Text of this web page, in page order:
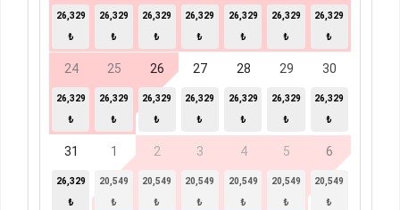
26,329
₺
26,329
₺
26,329
₺
26,329
₺
26,329
₺
26,329
₺
26,329
₺
24
26,329
₺
25
26,329
₺
26
26,329
₺
27
26,329
₺
28
26,329
₺
29
26,329
₺
30
26,329
₺
31
26,329
₺
1
20,549
₺
2
20,549
₺
3
20,549
₺
4
20,549
₺
5
20,549
₺
6
20,549
₺